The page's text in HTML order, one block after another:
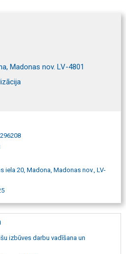
Madonas nov. LV-4801
iela 20, Madona, Madonas nov., LV-
izbūves darbu vadīšana un